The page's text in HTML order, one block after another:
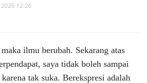
12:26
ilmu berubah. Sekarang atas
saya tidak boleh sampai
tak suka. Berekspresi adalah